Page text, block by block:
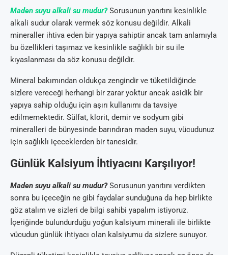
Maden suyu alkali su mudur? Sorusunun yanıtını kesinlikle
alkali sudur olarak vermek söz konusu değildir. Alkali
mineraller ihtiva eden bir yapıya sahiptir ancak tam anlamıyla
bu özellikleri taşımaz ve kesinlikle sağlıklı bir su ile
kıyaslanması da söz konusu değildir.
Mineral bakımından oldukça zengindir ve tüketildiğinde
sizlere vereceği herhangi bir zarar yoktur ancak asidik bir
yapıya sahip olduğu için aşırı kullanımı da tavsiye
edilmemektedir. Sülfat, klorit, demir ve sodyum gibi
mineralleri de bünyesinde barındıran maden suyu, vücudunuz
için sağlıklı içeceklerden bir tanesidir.
Günlük Kalsiyum İhtiyacını Karşılıyor!
Maden suyu alkali su mudur?Sorusunun yanıtını verdikten
sonra bu içeceğin ne gibi faydalar sunduğuna da hep birlikte
göz atalım ve sizleri de bilgi sahibi yapalım istiyoruz.
İçeriğinde bulundurduğu yoğun kalsiyum minerali ile birlikte
vücudun günlük ihtiyacı olan kalsiyumu da sizlere sunuyor.